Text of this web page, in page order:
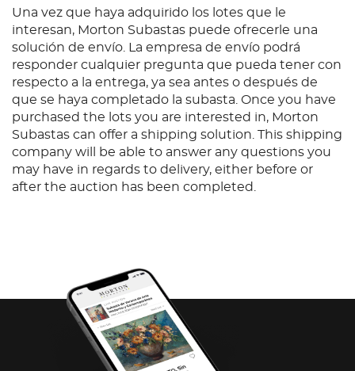
Una vez que haya adquirido los lotes que le
interesan, Morton Subastas puede ofrecerle una
solución de envío. La empresa de envío podrá
responder cualquier pregunta que pueda tener con
respecto a la entrega, ya sea antes o después de
que se haya completado la subasta. Once you have
purchased the lots you are interested in, Morton
Subastas can offer a shipping solution. This shipping
company will be able to answer any questions you
may have in regards to delivery, either before or
after the auction has been completed.